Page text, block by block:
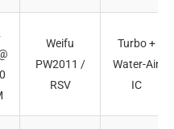
Weifu
PW2011 /
RSV
Turbo +
Water-Air
IC